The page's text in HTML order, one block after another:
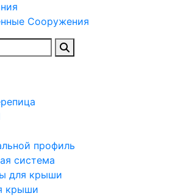
Сооружения
профиль
система
для крыши
крыши